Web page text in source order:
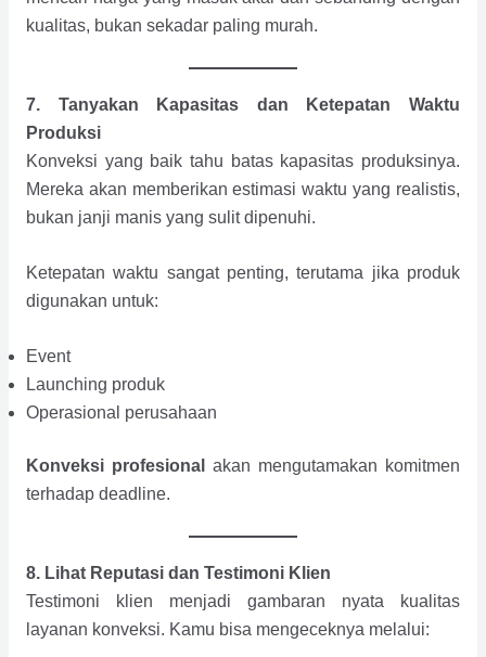
kualitas, bukan sekadar paling murah.
7. Tanyakan Kapasitas dan Ketepatan Waktu
Produksi
Konveksi yang baik tahu batas kapasitas produksinya.
Mereka akan memberikan estimasi waktu yang realistis,
bukan janji manis yang sulit dipenuhi.
Ketepatan waktu sangat penting, terutama jika produk
digunakan untuk:
Event
Launching produk
Operasional perusahaan
Konveksi profesional
akan mengutamakan komitmen
terhadap deadline.
8. Lihat Reputasi dan Testimoni Klien
Testimoni klien menjadi gambaran nyata kualitas
layanan konveksi. Kamu bisa mengeceknya melalui: